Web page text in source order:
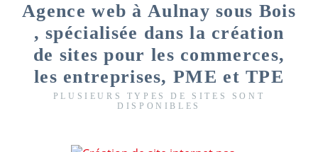
Agence web à Aulnay sous Bois
, spécialisée dans la création
de sites pour les commerces,
les entreprises, PME et TPE
PLUSIEURS TYPES DE SITES SONT
DISPONIBLES